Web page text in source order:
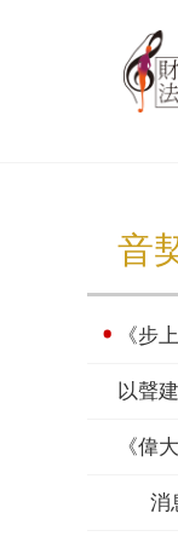
音
《步
以聲
《偉
消